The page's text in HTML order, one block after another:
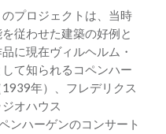
プロジェクトは、当時
従わせた建築の好例と
に現在ヴィルヘルム・
て知られるコペンハー
年）、フレデリクス
オハウス
ンハーゲンのコンサート